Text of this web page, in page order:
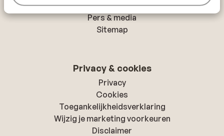
Vacatures
Pers & media
Sitemap
Privacy & cookies
Privacy
Cookies
Toegankelijkheidsverklaring
Wijzig je marketing voorkeuren
Disclaimer